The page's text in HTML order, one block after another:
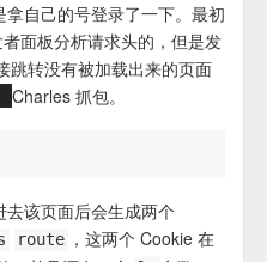
自己的号登录了一下。最初
面板分析请求头的，但是发
跳转没有被加载出来的页面
Charles 抓包。
该页面后会生成两个
route ，这两个 Cookie 在